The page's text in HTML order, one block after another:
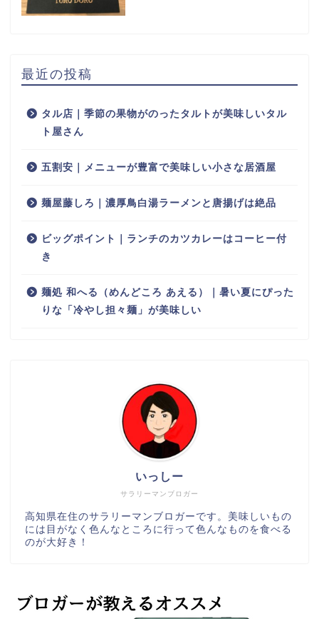
最近の投稿
タル店｜季節の果物がのったタルトが美味しいタル
ト屋さん
五割安｜メニューが豊富で美味しい小さな居酒屋
麺屋藤しろ｜濃厚鳥白湯ラーメンと唐揚げは絶品
ビッグポイント｜ランチのカツカレーはコーヒー付
き
麺処 和へる（めんどころ あえる）｜暑い夏にぴった
りな「冷やし担々麺」が美味しい
サラリーマンブロガー
いっしー
高知県在住のサラリーマンブロガーです。美味しいもの
には目がなく色んなところに行って色んなものを食べる
のが大好き！